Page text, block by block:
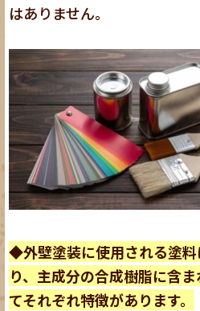
はありません。
◆外壁塗装に使用される塗
り、主成分の合成樹脂に含
てそれぞれ特徴があります。